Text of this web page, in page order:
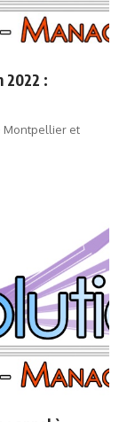
2022 :
Montpellier et